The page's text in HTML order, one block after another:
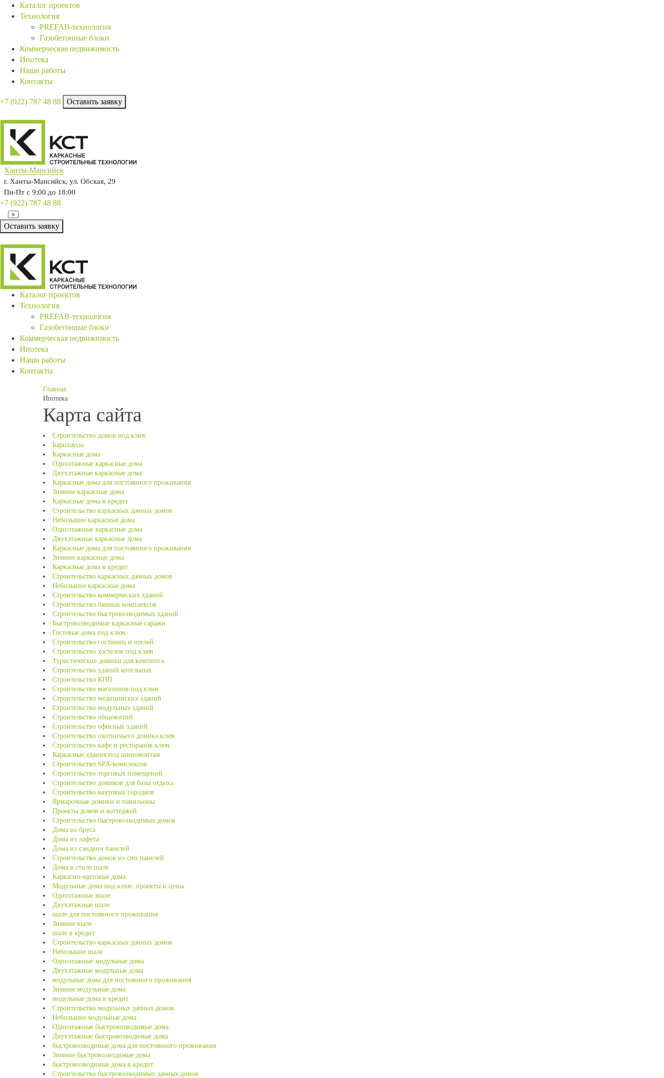
Каталог проектов
Технология
PREFAB-технология
Газобетонные блоки
Коммерческая недвижимость
Ипотека
Наши работы
Контакты
+7 (922) 787 48 88 Оставить заявку
Ханты-Мансийск
г. Ханты-Мансийск, ул. Обская, 29
Пн-Пт с 9:00 до 18:00
+7 (922) 787 48 88
Оставить заявку
Каталог проектов
Технология
PREFAB-технология
Газобетонные блоки
Коммерческая недвижимость
Ипотека
Наши работы
Контакты
Главная
Ипотека
Карта сайта
Строительство домов под ключ
Барнхаусы
Каркасные дома
Одноэтажные каркасные дома
Двухэтажные каркасные дома
Каркасные дома для постоянного проживания
Зимние каркасные дома
Каркасные дома в кредит
Строительство каркасных дачных домов
Небольшие каркасные дома
Одноэтажные каркасные дома
Двухэтажные каркасные дома
Каркасные дома для постоянного проживания
Зимние каркасные дома
Каркасные дома в кредит
Строительство каркасных дачных домов
Небольшие каркасные дома
Строительство коммерческих зданий
Строительство банных комплексов
Строительство быстровозводимых зданий
Быстровозводимые каркасные гаражи
Гостевые дома под ключ
Строительство гостиниц и отелей.
Строительство хостелов под ключ
Туристические домики для кемпинга
Строительство зданий котельных
Строительство КПП
Строительство магазинов под ключ
Строительство медицинских зданий
Строительство модульных зданий
Строительство общежитий
Строительство офисных зданий
Строительство охотничьего домика ключ
Строительство кафе и ресторанов ключ
Каркасные здания под шиномонтаж
Строительство SPA-комплексов
Строительство торговых помещений
Строительство домиков для базы отдыха
Строительство вахтовых городков
Ярмарочные домики и павильоны
Проекты домов и коттеджей
Строительство быстровозводимых домов
Дома из бруса
Дома из лафета
Дома из сэндвич панелей
Строительство домов из сип панелей
Дома в стиле шале
Каркасно-щитовые дома
Модульные дома под ключ: проекты и цены
Одноэтажные шале
Двухэтажные шале
шале для постоянного проживания
Зимние шале
шале в кредит
Строительство каркасных дачных домов
Небольшие шале
Одноэтажные модульные дома
Двухэтажные модульные дома
модульные дома для постоянного проживания
Зимние модульные дома
модульные дома в кредит
Строительство модульных дачных домов
Небольшие модульные дома
Одноэтажные быстровозводимые дома
Двухэтажные быстровозводимые дома
быстровозводимые дома для постоянного проживания
Зимние быстровозводимые дома
быстровозводимые дома в кредит
Строительство быстровозводимых дачных домов